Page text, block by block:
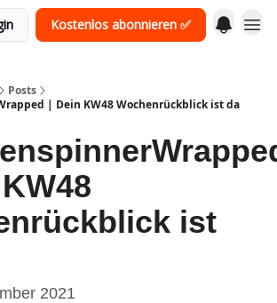
Kostenlos abonnieren ✅
Posts
| Dein KW48 Wochenrückblick ist da
ist
2021